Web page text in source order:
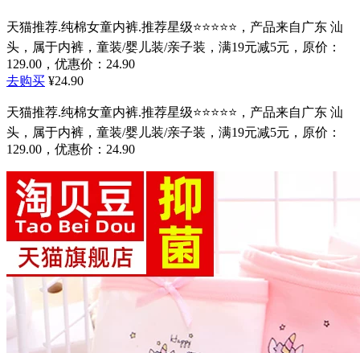
天猫推荐.纯棉女童内裤.推荐星级⭐⭐⭐⭐⭐，产品来自广东 汕
头，属于内裤，童装/婴儿装/亲子装，满19元减5元，原价：
129.00，优惠价：24.90
去购买 ¥24.90
天猫推荐.纯棉女童内裤.推荐星级⭐⭐⭐⭐⭐，产品来自广东 汕
头，属于内裤，童装/婴儿装/亲子装，满19元减5元，原价：
129.00，优惠价：24.90